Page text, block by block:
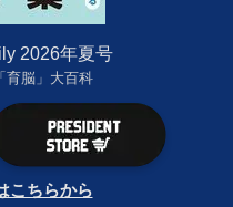
2026年夏号
育脳」大百科
こちらから